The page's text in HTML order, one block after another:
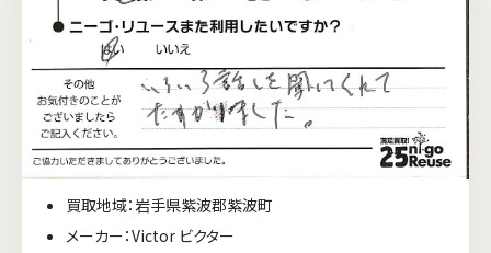
買取地域：岩手県紫波郡紫波町
メーカー：Victor ビクター